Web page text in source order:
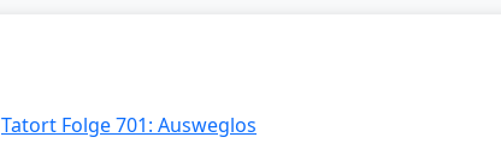
Tatort Folge 701: Ausweglos